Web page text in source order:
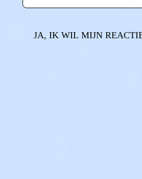
JA, IK WIL MIJN